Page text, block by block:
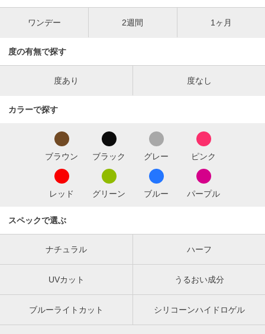
ワンデー 2週間 1ヶ月
度の有無で探す
度あり 度なし
カラーで探す
ブラウン ブラック グレー ピンク
レッド グリーン ブルー パープル
スペックで選ぶ
ナチュラル ハーフ
UVカット うるおい成分
ブルーライトカット シリコーンハイドロゲル